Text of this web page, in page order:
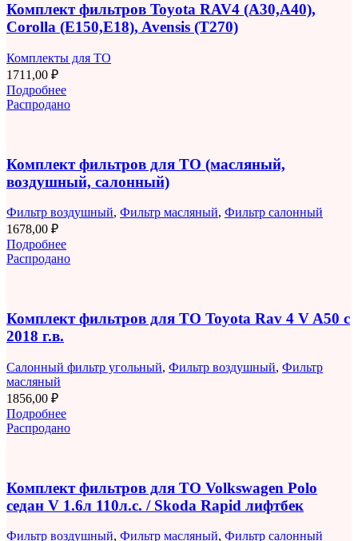
Комплект фильтров Toyota RAV4 (A30,A40),
Corolla (E150,E18), Avensis (T270)
Комплекты для ТО
1711,00 ₽
Подробнее
Распродано
Комплект фильтров для ТО (масляный,
воздушный, салонный)
Фильтр воздушный, Фильтр масляный, Фильтр салонный
1678,00 ₽
Подробнее
Распродано
Комплект фильтров для ТО Toyota Rav 4 V A50 с
2018 г.в.
Салонный фильтр угольный, Фильтр воздушный, Фильтр
масляный
1856,00 ₽
Подробнее
Распродано
Комплект фильтров для ТО Volkswagen Polo
седан V 1.6л 110л.с. / Skoda Rapid лифтбек
Фильтр воздушный, Фильтр масляный, Фильтр салонный